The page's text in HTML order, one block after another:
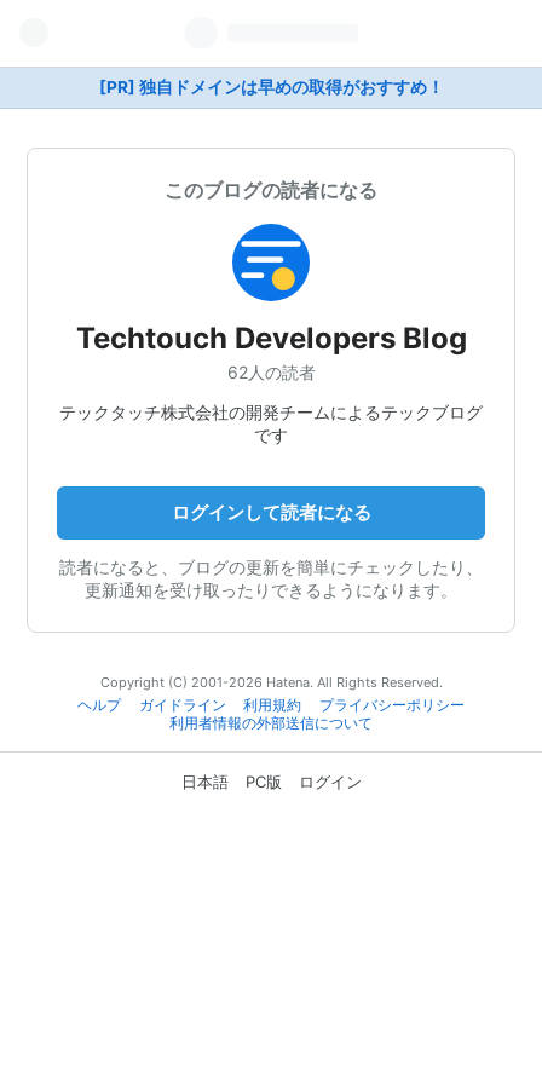
[PR] 独自ドメインは早めの取得がおすすめ！
このブログの読者になる
Techtouch Developers Blog
62人の読者
テックタッチ株式会社の開発チームによるテックブログ
です
ログインして読者になる
読者になると、ブログの更新を簡単にチェックしたり、
更新通知を受け取ったりできるようになります。
Copyright (C) 2001-2026 Hatena. All Rights Reserved.
ヘルプ
ガイドライン 利用規約
プライバシーポリシー
利用者情報の外部送信について
日本語 PC版 ログイン